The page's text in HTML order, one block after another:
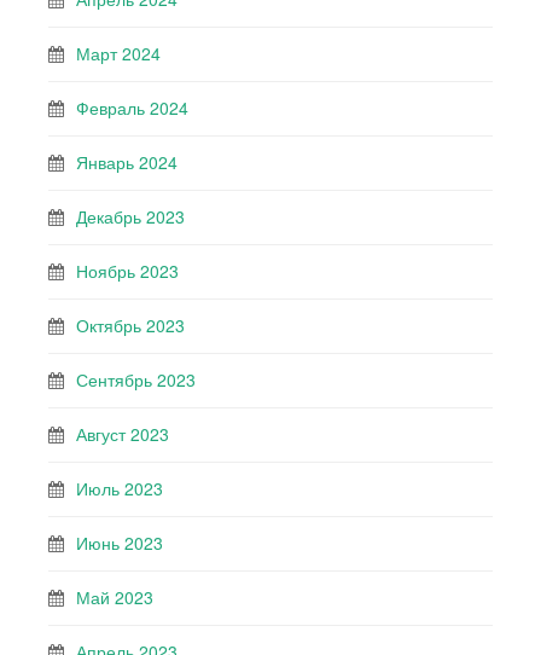
Март 2024
Февраль 2024
Январь 2024
Декабрь 2023
Ноябрь 2023
Октябрь 2023
Сентябрь 2023
Август 2023
Июль 2023
Июнь 2023
Май 2023